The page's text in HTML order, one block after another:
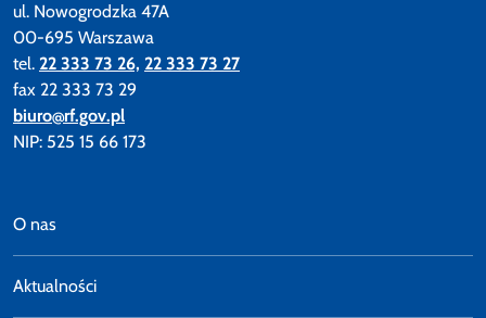
ul. Nowogrodzka 47A
00-695 Warszawa
tel. 22 333 73 26, 22 333 73 27
fax 22 333 73 29
biuro@rf.gov.pl
NIP: 525 15 66 173
O nas
Aktualności